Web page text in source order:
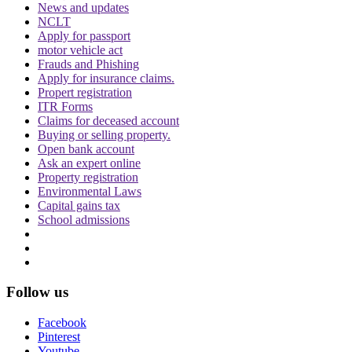
Copyright Infringement
Trending in Hindi
CJI पर जूता फेंकने वाले वकील की बढ़ी मुश्किलें, AG
ने 'अवमानना' की कार्यवाही शुरू करने की इजाजत दी
पर्सनैलिटी राइट्स मामले में ऋतिक रोशन को मिली
Delhi HC को बड़ी राहत, कहा- ऑनलाइन प्लेटफॉर्म्स
को ऐसे पोस्ट हटाने होंगे
News and updates
NCLT
Apply for passport
motor vehicle act
Frauds and Phishing
Apply for insurance claims.
Propert registration
ITR Forms
Claims for deceased account
Buying or selling property.
Open bank account
Ask an expert online
Property registration
Environmental Laws
Capital gains tax
School admissions
Follow us
Facebook
Pinterest